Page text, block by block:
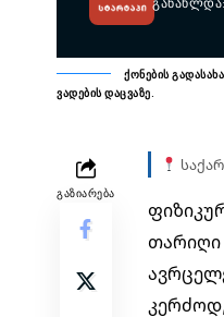
ქონების
ვადების დაცვაზე.
ᲒᲐᲖᲘᲐᲠᲔᲑᲐ
თარიღი